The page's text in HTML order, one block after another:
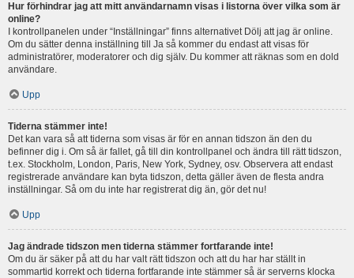
Hur förhindrar jag att mitt användarnamn visas i listorna över vilka som är
online?
I kontrollpanelen under “Inställningar” finns alternativet Dölj att jag är online.
Om du sätter denna inställning till Ja så kommer du endast att visas för
administratörer, moderatorer och dig själv. Du kommer att räknas som en dold
användare.
Upp
Tiderna stämmer inte!
Det kan vara så att tiderna som visas är för en annan tidszon än den du
befinner dig i. Om så är fallet, gå till din kontrollpanel och ändra till rätt tidszon,
t.ex. Stockholm, London, Paris, New York, Sydney, osv. Observera att endast
registrerade användare kan byta tidszon, detta gäller även de flesta andra
inställningar. Så om du inte har registrerat dig än, gör det nu!
Upp
Jag ändrade tidszon men tiderna stämmer fortfarande inte!
Om du är säker på att du har valt rätt tidszon och att du har har ställt in
sommartid korrekt och tiderna fortfarande inte stämmer så är serverns klocka